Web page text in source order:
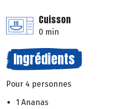
Cuisson
0 min
Ingrédients
Pour 4 personnes
1 Ananas